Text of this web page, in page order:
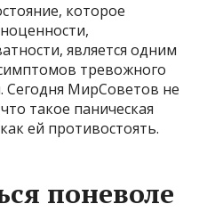
которое
является одним
тревожного
Сегодня МиpСоветов не
такое паническая
ей противостоять.
поневоле